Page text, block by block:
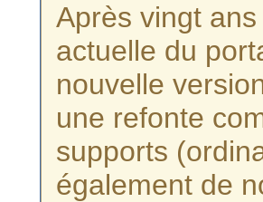
Après vingt
actuelle du
nouvelle
une refonte
supports
également de